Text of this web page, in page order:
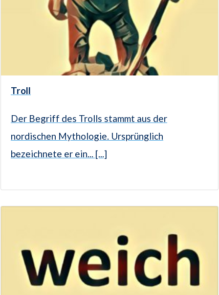
Troll
Der Begriff des Trolls stammt aus der
nordischen Mythologie. Ursprünglich
bezeichnete er ein... [...]